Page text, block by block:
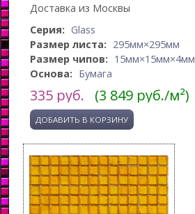
Доставка из Москвы
Серия: Glass
Размер листа: 295мм×295мм
Размер чипов: 15мм×15мм×4мм
Основа: Бумага
335 руб. (3 849 руб./м²)